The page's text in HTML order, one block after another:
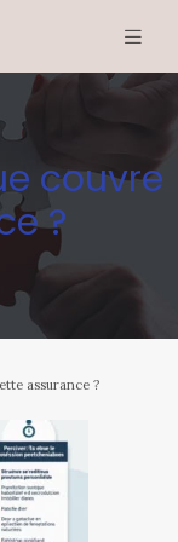
couvre
?
assurance ?